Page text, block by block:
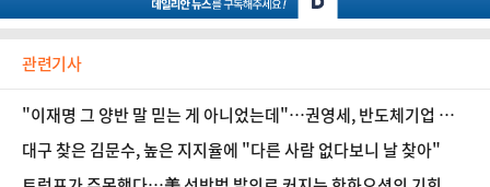
관련기사
"이재명 그 양반 말 믿는 게 아니었는데"…권영세, 반도체기업 현
장서 '탄식'
대구 찾은 김문수, 높은 지지율에 "다른 사람 없다보니 날 찾아"